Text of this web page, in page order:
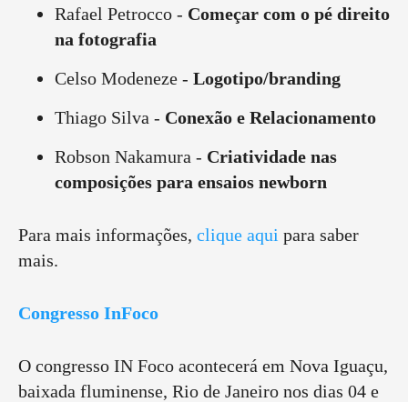
Rafael Petrocco - Começar com o pé direito
na fotografia
Celso Modeneze - Logotipo/branding
Thiago Silva - Conexão e Relacionamento
Robson Nakamura - Criatividade nas
composições para ensaios newborn
Para mais informações, clique aqui para saber
mais.
Congresso InFoco
O congresso IN Foco acontecerá em Nova Iguaçu,
baixada fluminense, Rio de Janeiro nos dias 04 e